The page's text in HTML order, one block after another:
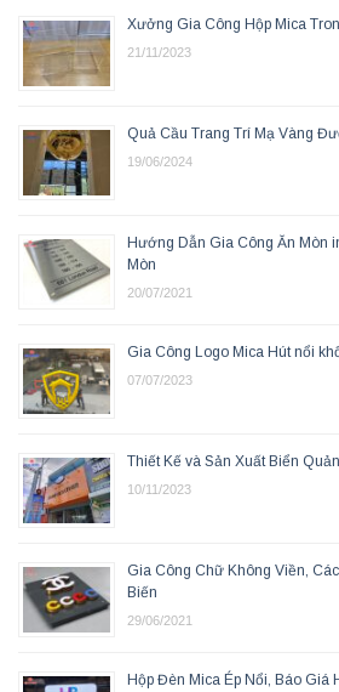
Xưởng Gia Công Hộp Mica
21/11/2023
Quả Cầu Trang Trí Mạ Vàng
19/06/2024
Hướng Dẫn Gia Công Ăn Mòn
Mòn
20/07/2021
Gia Công Logo Mica Hút nổi
07/07/2023
Thiết Kế và Sản Xuất Biển
10/11/2023
Gia Công Chữ Không Viền,
Biến
29/06/2021
Hộp Đèn Mica Ép Nổi, Báo Giá